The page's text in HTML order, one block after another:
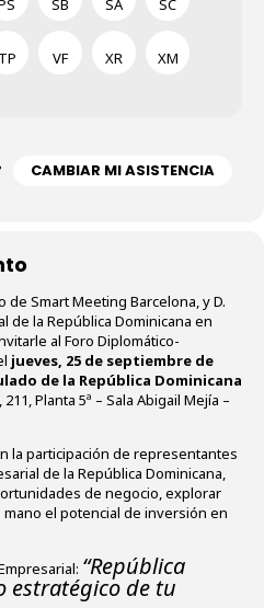
SB SA SC
TP VF XR XM
CAMBIAR MI ASISTENCIA
Smart Meeting Barcelona, y D.
de la República Dominicana en
al Foro Diplomático-
jueves, 25 de septiembre de
de la República Dominicana
Planta 5ª – Sala Abigail Mejía –
la participación de representantes
de la República Dominicana,
de negocio, explorar
el potencial de inversión en
“República
estratégico de tu